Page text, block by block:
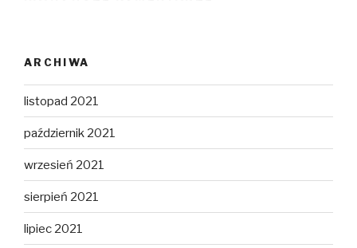
ARCHIWA
listopad 2021
październik 2021
wrzesień 2021
sierpień 2021
lipiec 2021